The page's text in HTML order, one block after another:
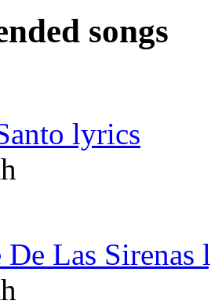
songs
lyrics
Las Sirenas